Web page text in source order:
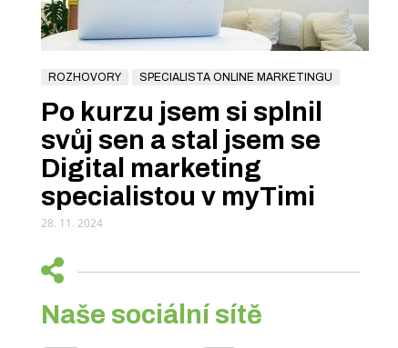
ROZHOVORY SPECIALISTA ONLINE MARKETINGU
Po kurzu jsem si splnil
svůj sen a stal jsem se
Digital marketing
specialistou v myTimi
28. 11. 2024
Naše sociální sítě